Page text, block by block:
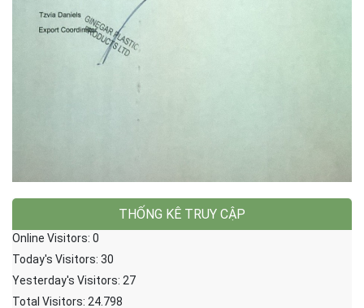
THỐNG KÊ TRUY CẬP
Online Visitors: 0
Today's Visitors: 30
Yesterday's Visitors: 27
Total Visitors: 24.798